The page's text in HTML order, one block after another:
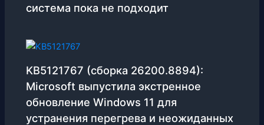
система пока не подходит
KB5121767 (сборка 26200.8894):
Microsoft выпустила экстренное
обновление Windows 11 для
устранения перегрева и неожиданных